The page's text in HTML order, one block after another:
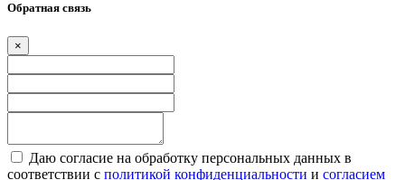
Обратная связь
×
Даю согласие на обработку персональных данных в
соответствии с политикой конфиденциальности и согласием